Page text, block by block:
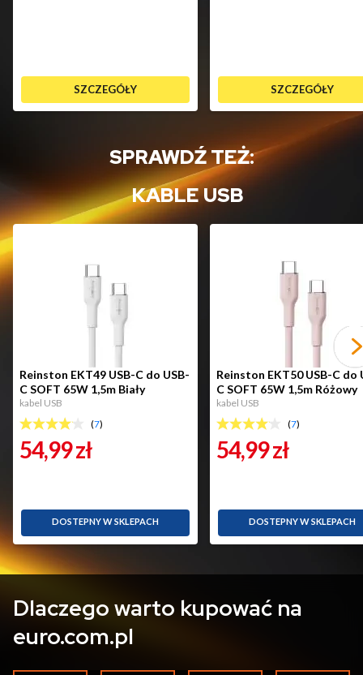
SZCZEGÓŁY SZCZEGÓŁY
SPRAWDŹ TEŻ:
KABLE USB
Reinston EKT49 USB-C do USB-
C SOFT 65W 1,5m Biały
kabel USB
(7)
54,99zł
DOSTEPNY W SKLEPACH
Reinston EKT50 USB-C do
C SOFT 65W 1,5m Różowy
kabel USB
(7)
54,99zł
DOSTEPNY W SKLEPACH
Dlaczego warto kupować na
euro.com.pl